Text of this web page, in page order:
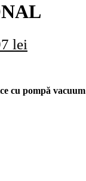
lei.
lei
149,97 lei.
cu pompă vacuum